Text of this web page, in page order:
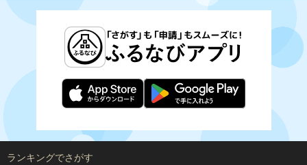
ランキングでさがす